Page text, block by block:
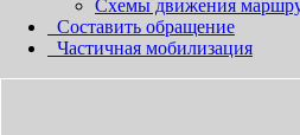
Схемы движения
Составить обращение
Частичная мобилизация